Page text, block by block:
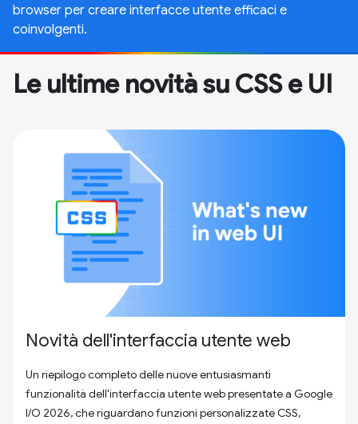
browser per creare interfacce utente efficaci e
coinvolgenti.
Le ultime novità su CSS e UI
Novità dell'interfaccia utente web
Un riepilogo completo delle nuove entusiasmanti
funzionalità dell'interfaccia utente web presentate a Google
I/O 2026, che riguardano funzioni personalizzate CSS,